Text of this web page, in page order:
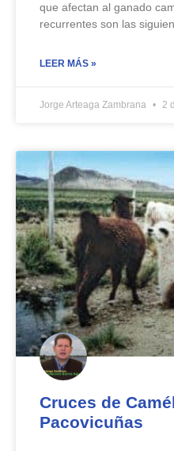
que afectan al ganado
recurrentes son las
LEER MÁS »
Jorge Arteaga Zambrana 2
Cruces de
Pacovicuñas